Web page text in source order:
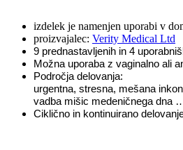
izdelek je namenjen uporabi v
proizvajalec: Verity Medical Ltd
9 prednastavljenih in 4
Možna uporaba z vaginalno ali
Področja delovanja:
urgentna, stresna, mešana
vadba mišic medeničnega dna
Ciklično in kontinuirano